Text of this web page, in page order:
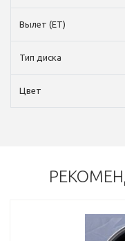
Вылет (ET)
Тип диска
Цвет